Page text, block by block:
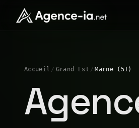
Accueil / Grand Est / Marne (51)